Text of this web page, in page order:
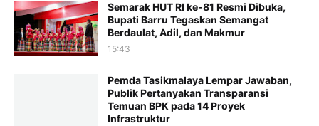
Semarak HUT RI ke-81 Resmi Dibuka,
Bupati Barru Tegaskan Semangat
Berdaulat, Adil, dan Makmur
15:43
Pemda Tasikmalaya Lempar Jawaban,
Publik Pertanyakan Transparansi
Temuan BPK pada 14 Proyek
Infrastruktur